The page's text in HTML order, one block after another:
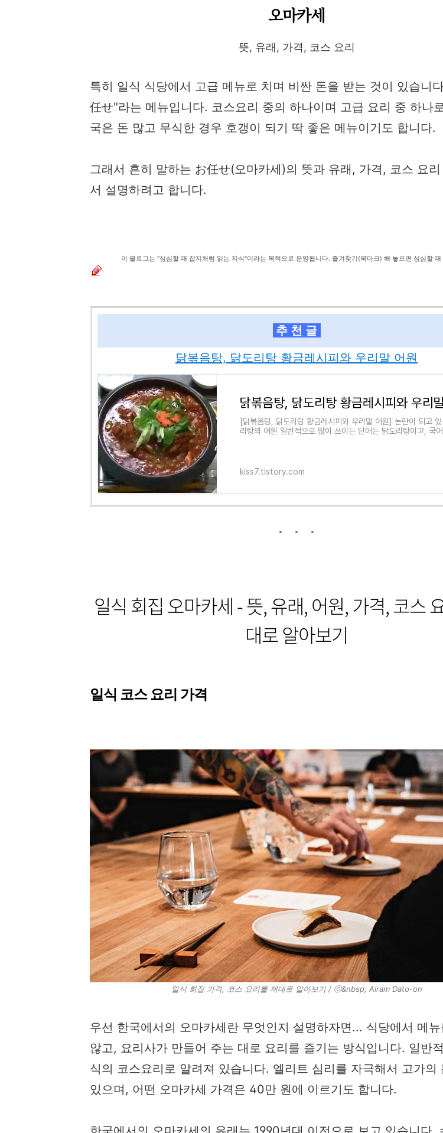
오마카세
뜻, 유래, 가격, 코스 요리
특히 일식 식당에서 고급 메뉴로 치며 비싼 돈을 받는 것이 있습니
任せ"라는 메뉴입니다. 코스요리 중의 하나이며 고급 요리 중 하나
국은 돈 많고 무식한 경우 호갱이 되기 딱 좋은 메뉴이기도 합니다.
그래서 흔히 말하는 お任せ(오마카세)의 뜻과 유래, 가격, 코스 요리
서 설명하려고 합니다.
이 블로그는 "심심할 때 잡지처럼 읽는 지식"이라는 목적으로 운영됩니다. 즐겨찾기(북마크) 해 놓으면 심심할 때
추 천 글
닭볶음탕, 닭도리탕 황금레시피와 우리말 어원
[닭볶음탕, 닭도리탕 황금레시피와 우리말 어원] 논란이 되고
리탕의 어원 일반적으로 많이 쓰이는 단어는 닭도리탕이고, 국
kiss7.tistory.com
일식 회집 오마카세 - 뜻, 유래, 어원, 가격, 코스
대로 알아보기
일식 코스 요리 가격
일식 회집 가격, 코스 요리를 제대로 알아보기 / ⓒ&nbsp; Airam Dato-on
우선 한국에서의 오마카세란 무엇인지 설명하자면... 식당에서 메뉴
않고, 요리사가 만들어 주는 대로 요리를 즐기는 방식입니다. 일반
식의 코스요리로 알려져 있습니다. 엘리트 심리를 자극해서 고가의
있으며, 어떤 오마카세 가격은 40만 원에 이르기도 합니다.